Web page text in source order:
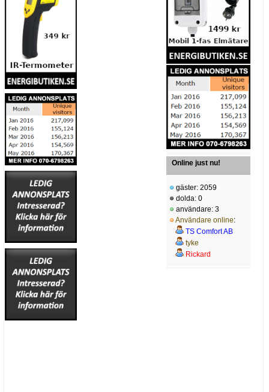
Online just nu!
gäster: 2059
dolda: 0
användare: 3
Användare online:
TS Comfort AB
tyke
Rickard